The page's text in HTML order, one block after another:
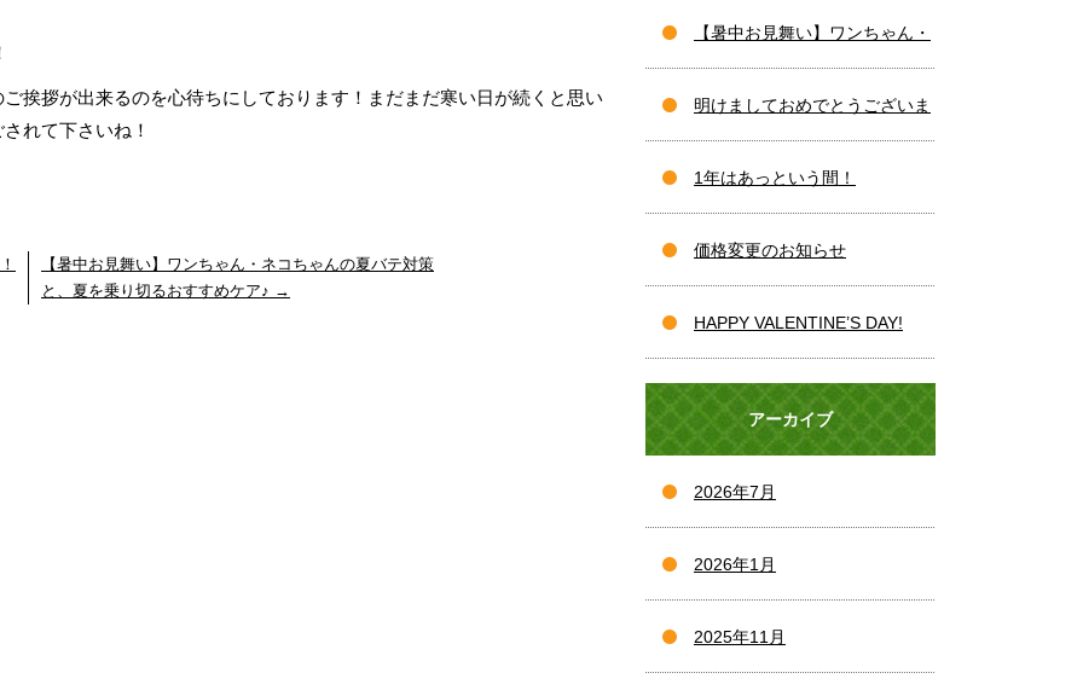
挨拶が出来るのを心待ちにしております！まだまだ寒い日が続くと思い
れて下さいね！
【暑中お見舞い】ワンちゃん・ネコちゃんの夏バテ対策
と、夏を乗り切るおすすめケア♪ →
【暑中お見舞い】ワンちゃん・
ネコちゃんの夏バテ対策と、夏
を乗り切るおすすめケア♪
明けましておめでとうございま
す！
1年はあっという間！
価格変更のお知らせ
HAPPY VALENTINE’S DAY!
アーカイブ
2026年7月
2026年1月
2025年11月